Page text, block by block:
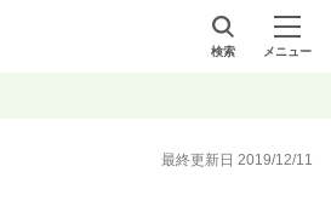
検索 メニュー
最終更新日 2019/12/11